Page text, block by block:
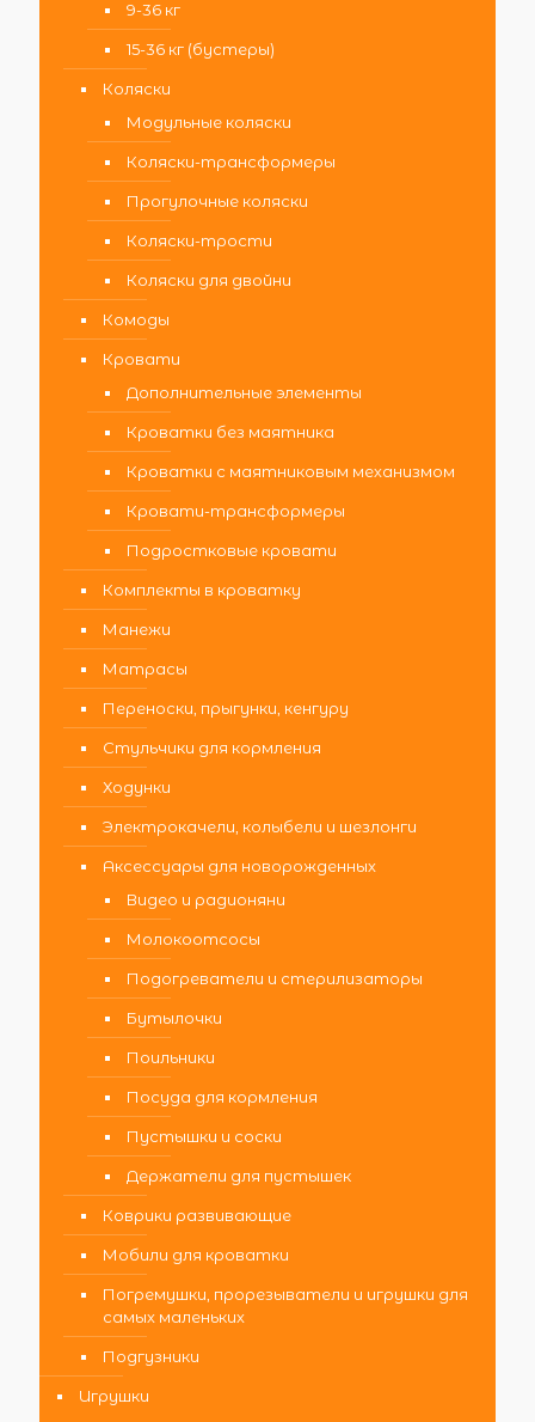
9-36 кг
15-36 кг (бустеры)
Коляски
Модульные коляски
Коляски-трансформеры
Прогулочные коляски
Коляски-трости
Коляски для двойни
Комоды
Кровати
Дополнительные элементы
Кроватки без маятника
Кроватки с маятниковым механизмом
Кровати-трансформеры
Подростковые кровати
Комплекты в кроватку
Манежи
Матрасы
Переноски, прыгунки, кенгуру
Стульчики для кормления
Ходунки
Электрокачели, колыбели и шезлонги
Аксессуары для новорожденных
Видео и радионяни
Молокоотсосы
Подогреватели и стерилизаторы
Бутылочки
Поильники
Посуда для кормления
Пустышки и соски
Держатели для пустышек
Коврики развивающие
Мобили для кроватки
Погремушки, прорезыватели и игрушки для
самых маленьких
Подгузники
Игрушки